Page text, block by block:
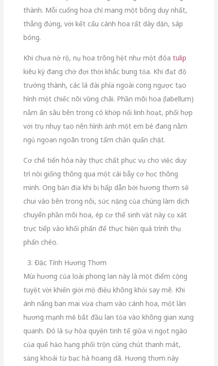
thành. Mỗi cuống hoa chỉ mang một bông duy nhất,
thẳng đứng, với kết cấu cánh hoa rất dày dặn, sáp
bóng.
Khi chưa nở rộ, nụ hoa trông hệt như một đóa tulip
kiêu kỳ đang chờ đợi thời khắc bung tỏa. Khi đạt độ
trưởng thành, các lá đài phía ngoài cong ngược tạo
hình một chiếc nôi vững chãi. Phần môi hoa (labellum)
nằm ẩn sâu bên trong có khớp nối linh hoạt, phối hợp
với trụ nhụy tạo nên hình ảnh một em bé đang nằm
ngủ ngoan ngoãn trong tấm chăn quấn chặt.
Cơ chế tiến hóa này thực chất phục vụ cho việc duy
trì nòi giống thông qua một cái bẫy cơ học thông
minh. Ong bản địa khi bị hấp dẫn bởi hương thơm sẽ
chui vào bên trong nôi, sức nặng của chúng làm dịch
chuyển phần môi hoa, ép cơ thể sinh vật này cọ xát
trực tiếp vào khối phấn để thực hiện quá trình thụ
phấn chéo.
3. Đặc Tính Hương Thơm
Mùi hương của loài phong lan này là một điểm cộng
tuyệt vời khiến giới mộ điệu không khỏi say mê. Khi
ánh nắng ban mai vừa chạm vào cánh hoa, một làn
hương mạnh mẽ bắt đầu lan tỏa vào không gian xung
quanh. Đó là sự hòa quyện tinh tế giữa vị ngọt ngào
của quế hảo hạng phối trộn cùng chút thanh mát,
sảng khoái từ bạc hà hoang dã. Hương thơm này